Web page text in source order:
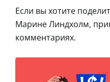
Если вы хотите
Марине Линдхолм,
комментариях.